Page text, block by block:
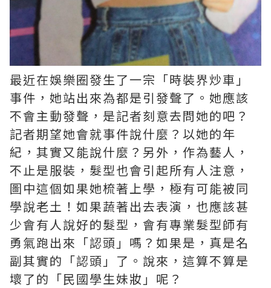
最近在娛樂圈發生了一宗「時裝界炒車」
事件，她站出來為都是引發聲了。她應該
不會主動發聲，是記者刻意去問她的吧？
記者期望她會就事件說什麼？以她的年
紀，其實又能說什麼？另外，作為藝人，
不止是服裝，髮型也會引起所有人注意，
圖中這個如果她梳著上學，極有可能被同
學說老土！如果蔬著出去表演，也應該甚
少會有人說好的髮型，會有專業髮型師有
勇氣跑出來「認頭」嗎？如果是，真是名
副其實的「認頭」了。說來，這算不算是
壞了的「民國學生妹妝」呢？